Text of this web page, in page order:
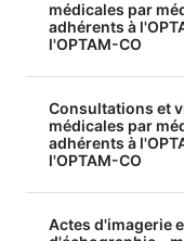
médicales par
adhérents à
l'OPTAM-CO
Consultations et
médicales par
adhérents à
l'OPTAM-CO
Actes d'imagerie